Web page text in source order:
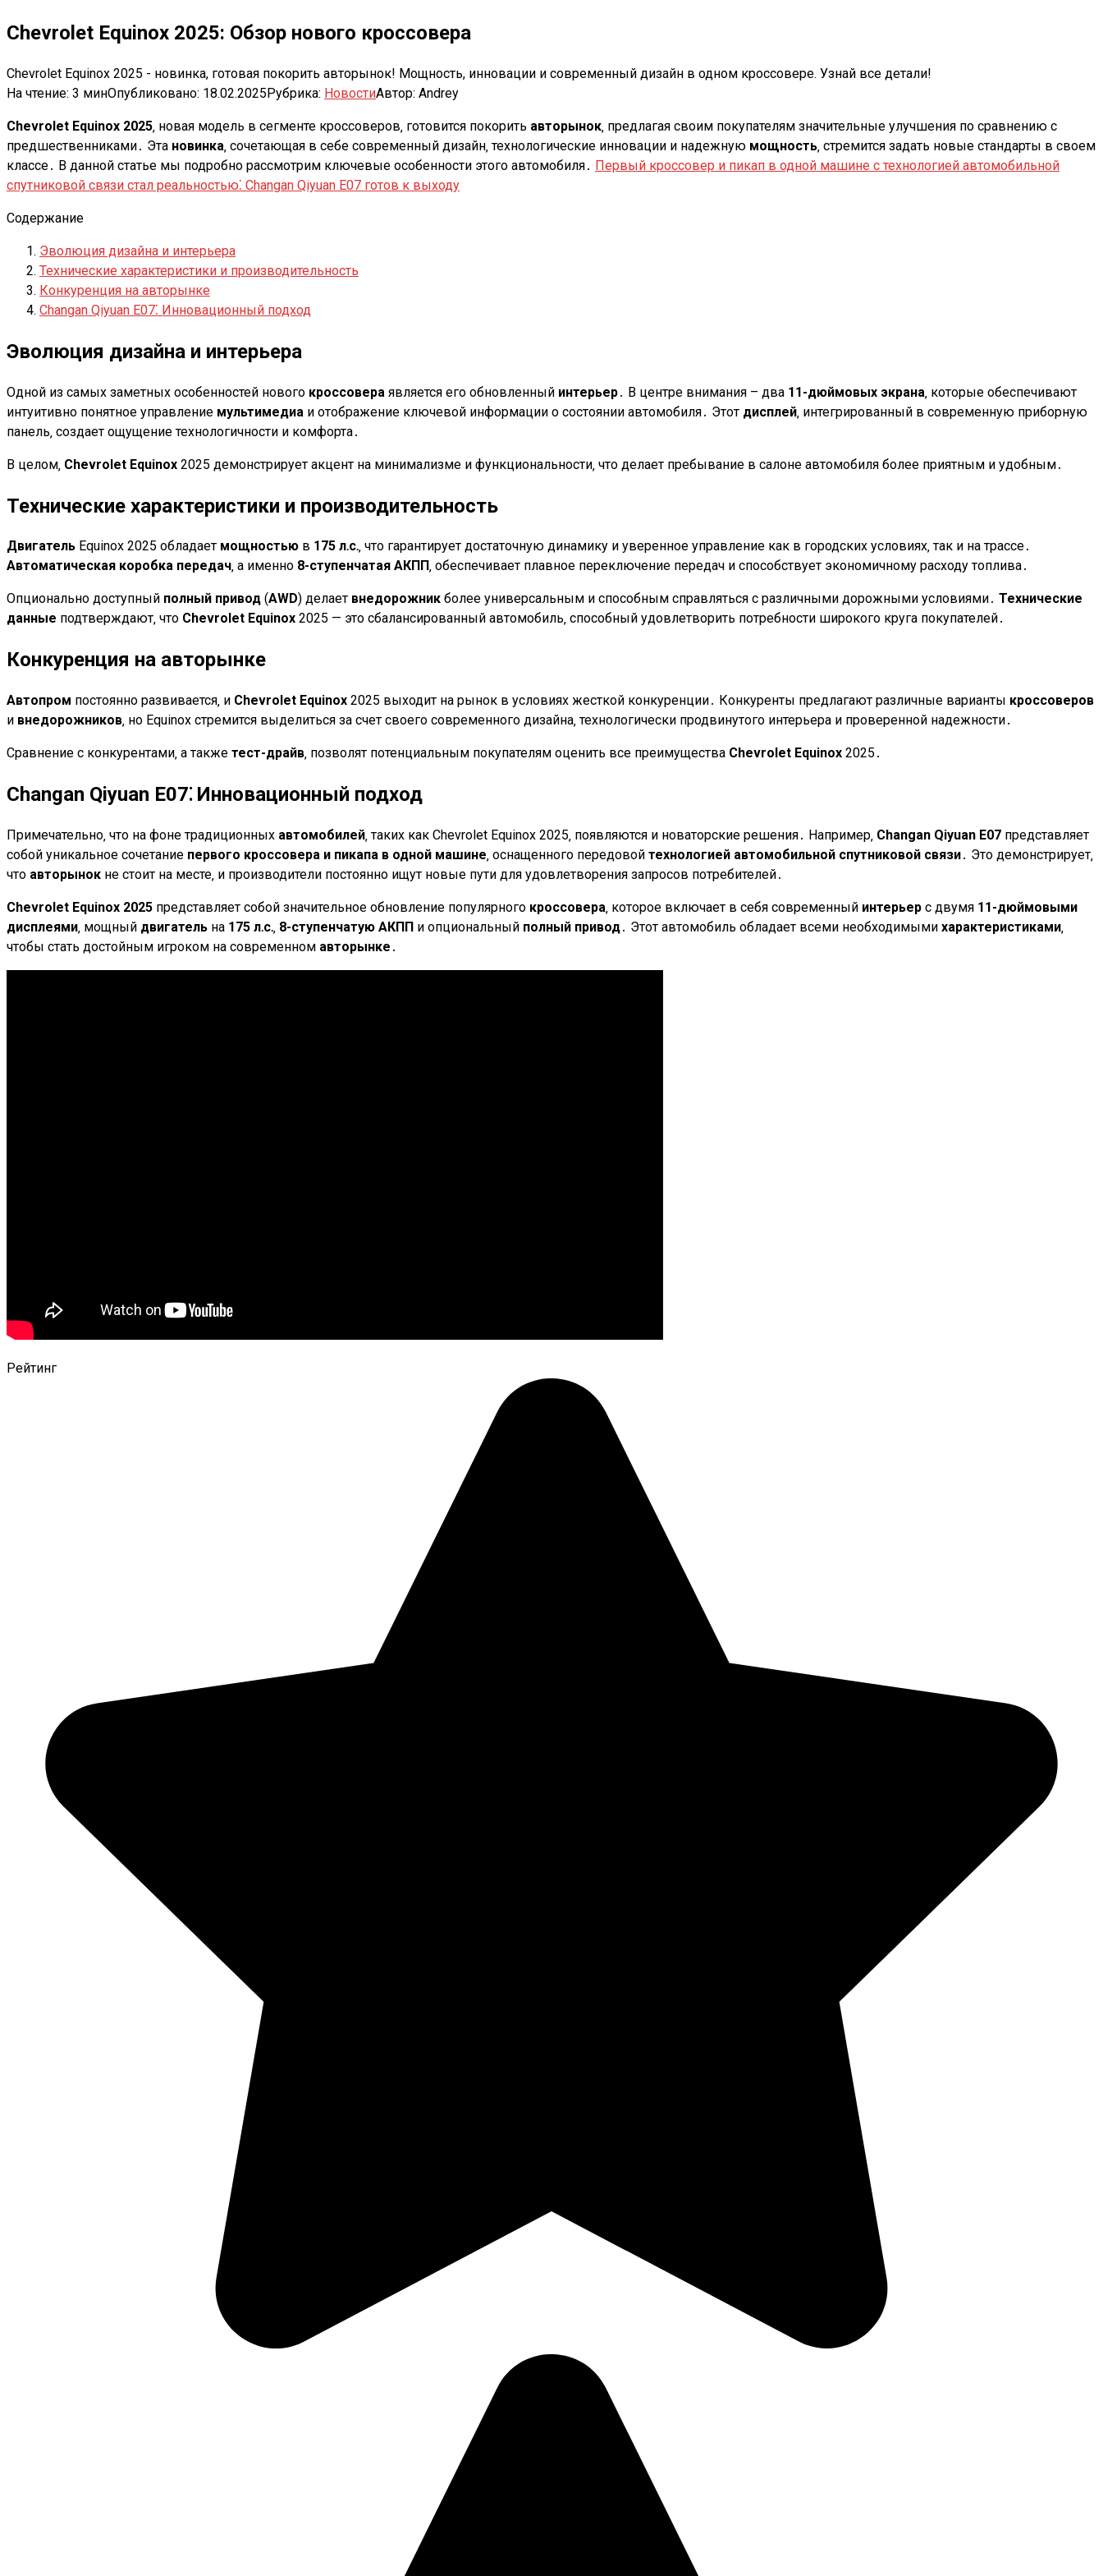
Chevrolet Equinox 2025: Обзор нового кроссовера
Chevrolet Equinox 2025 - новинка, готовая покорить авторынок! Мощность, инновации и современный дизайн в одном кроссовере. Узнай все детали!
На чтение: 3 минОпубликовано: 18.02.2025Рубрика: НовостиАвтор: Andrey
Chevrolet Equinox 2025‚ новая модель в сегменте кроссоверов‚ готовится покорить авторынок‚ предлагая своим покупателям значительные улучшения по сравнению с
предшественниками․ Эта новинка‚ сочетающая в себе современный дизайн‚ технологические инновации и надежную мощность‚ стремится задать новые стандарты в своем
классе․ В данной статье мы подробно рассмотрим ключевые особенности этого автомобиля․ Первый кроссовер и пикап в одной машине с технологией автомобильной
спутниковой связи стал реальностью⁚ Changan Qiyuan E07 готов к выходу
Содержание
Эволюция дизайна и интерьера
Технические характеристики и производительность
Конкуренция на авторынке
Changan Qiyuan E07⁚ Инновационный подход
Эволюция дизайна и интерьера
Одной из самых заметных особенностей нового кроссовера является его обновленный интерьер․ В центре внимания – два 11-дюймовых экрана ‚ которые обеспечивают
интуитивно понятное управление мультимедиа и отображение ключевой информации о состоянии автомобиля․ Этот дисплей ‚ интегрированный в современную приборную
панель‚ создает ощущение технологичности и комфорта․
В целом‚ Chevrolet Equinox 2025 демонстрирует акцент на минимализме и функциональности‚ что делает пребывание в салоне автомобиля более приятным и удобным․
Технические характеристики и производительность
Двигатель Equinox 2025 обладает мощностью в 175 л․с․‚ что гарантирует достаточную динамику и уверенное управление как в городских условиях‚ так и на трассе․
Автоматическая коробка передач‚ а именно 8-ступенчатая АКПП‚ обеспечивает плавное переключение передач и способствует экономичному расходу топлива․
Опционально доступный полный привод (AWD) делает внедорожник более универсальным и способным справляться с различными дорожными условиями․ Технические
данные подтверждают‚ что Chevrolet Equinox 2025 — это сбалансированный автомобиль‚ способный удовлетворить потребности широкого круга покупателей․
Конкуренция на авторынке
Автопром постоянно развивается‚ и Chevrolet Equinox 2025 выходит на рынок в условиях жесткой конкуренции․ Конкуренты предлагают различные варианты кроссоверов
и внедорожников‚ но Equinox стремится выделиться за счет своего современного дизайна‚ технологически продвинутого интерьера и проверенной надежности․
Сравнение с конкурентами‚ а также тест-драйв‚ позволят потенциальным покупателям оценить все преимущества Chevrolet Equinox 2025․
Changan Qiyuan E07⁚ Инновационный подход
Примечательно‚ что на фоне традиционных автомобилей‚ таких как Chevrolet Equinox 2025‚ появляются и новаторские решения․ Например‚ Changan Qiyuan E07 представляет
собой уникальное сочетание первого кроссовера и пикапа в одной машине‚ оснащенного передовой технологией автомобильной спутниковой связи․ Это демонстрирует‚
что авторынок не стоит на месте‚ и производители постоянно ищут новые пути для удовлетворения запросов потребителей․
Chevrolet Equinox 2025 представляет собой значительное обновление популярного кроссовера‚ которое включает в себя современный интерьер с двумя 11-дюймовыми
дисплеями‚ мощный двигатель на 175 л․с․‚ 8-ступенчатую АКПП и опциональный полный привод․ Этот автомобиль обладает всеми необходимыми характеристиками‚
чтобы стать достойным игроком на современном авторынке ․
Рейтинг